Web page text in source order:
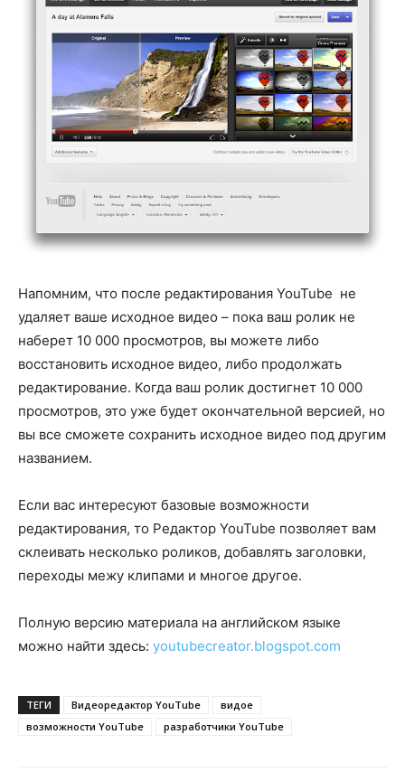
Напомним, что после редактирования YouTube не
удаляет ваше исходное видео – пока ваш ролик не
наберет 10 000 просмотров, вы можете либо
восстановить исходное видео, либо продолжать
редактирование. Когда ваш ролик достигнет 10 000
просмотров, это уже будет окончательной версией, но
вы все сможете сохранить исходное видео под другим
названием.
Если вас интересуют базовые возможности
редактирования, то Редактор YouTube позволяет вам
склеивать несколько роликов, добавлять заголовки,
переходы межу клипами и многое другое.
Полную версию материала на английском языке
можно найти здесь: youtubecreator.blogspot.com
ТЕГИ Видеоредактор YouTube
видое
возможности YouTube
разработчики YouTube